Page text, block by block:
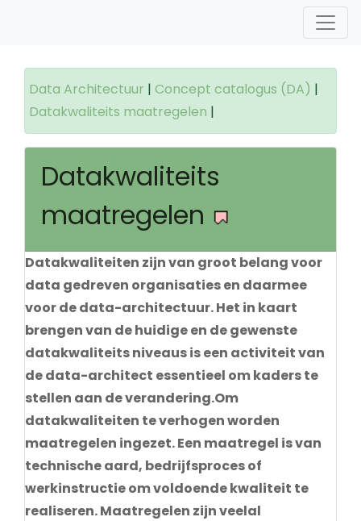
Data Architectuur | Concept catalogus (DA) |
Datakwaliteits maatregelen |
Datakwaliteits
maatregelen
Datakwaliteiten zijn van groot belang voor
data gedreven organisaties en daarmee
voor de data-architectuur. Het in kaart
brengen van de huidige en de gewenste
datakwaliteits niveaus is een activiteit van
de data-architect essentieel om kaders te
stellen aan de verandering.Om
datakwaliteiten te verhogen worden
maatregelen ingezet. Een maatregel is van
technische aard, bedrijfsproces of
werkinstructie om voldoende kwaliteit te
realiseren. Maatregelen zijn veelal